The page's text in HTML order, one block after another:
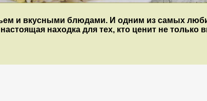
и вкусными блюдами. И одним из самых
находка для тех, кто ценит не только